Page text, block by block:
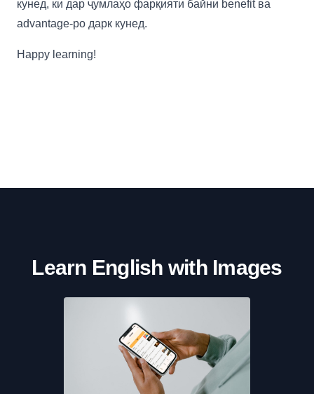
кунед, ки дар ҷумлаҳо фарқияти байни benefit ва
advantage-ро дарк кунед.
Happy learning!
Learn English with Images